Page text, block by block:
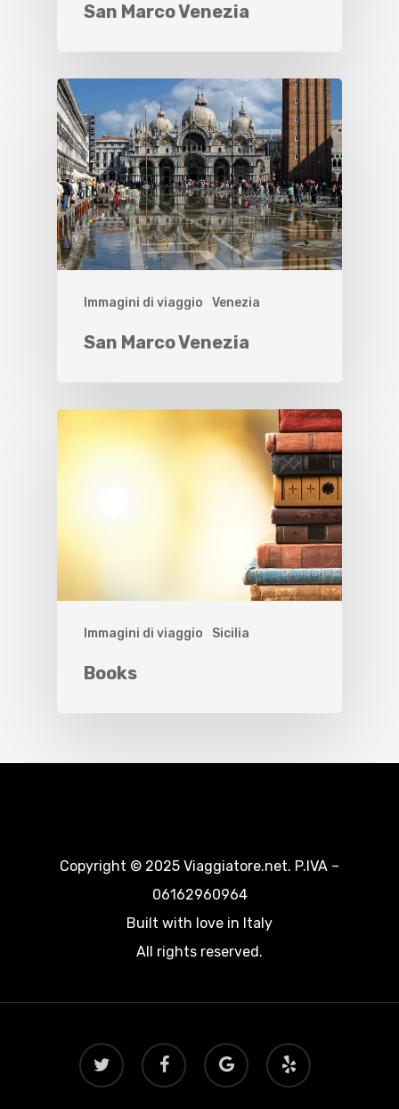
San Marco Venezia
Immagini di viaggio Venezia
San Marco Venezia
Immagini di viaggio Sicilia
Books
Copyright © 2025 Viaggiatore.net. P.IVA –
06162960964
Built with love in Italy
All rights reserved.
twitter facebook
google-
plus
yelp